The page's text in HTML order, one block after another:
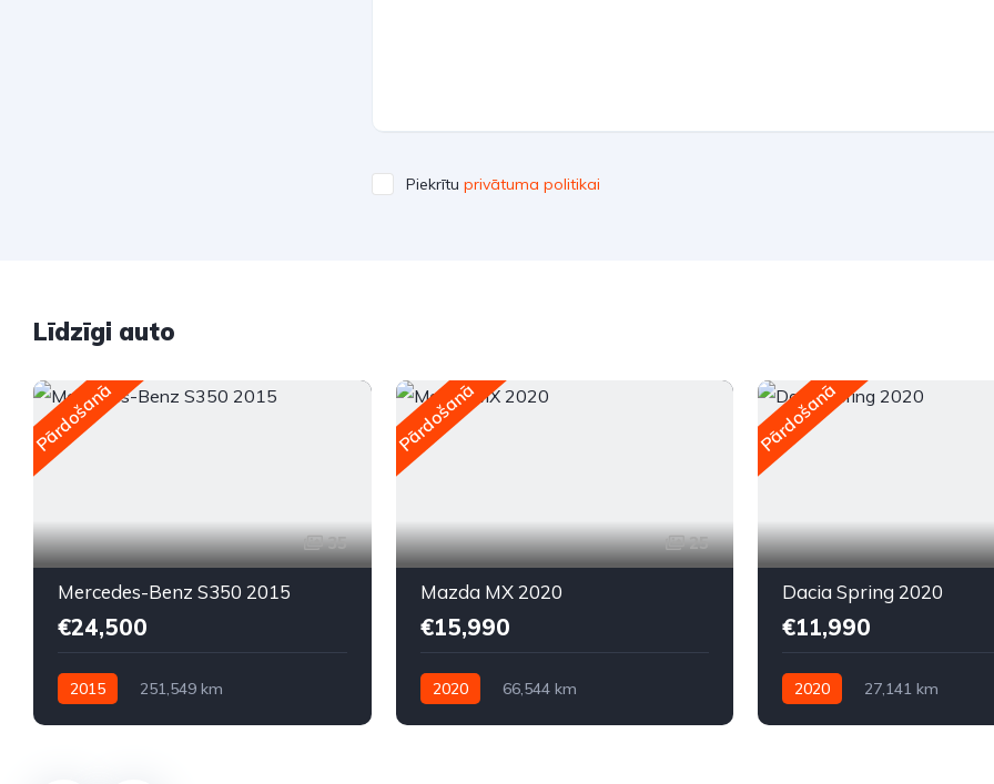
Piekrītu privātuma politikai
Līdzīgi auto
Pārdošanā
35
Mercedes-Benz S350 2015
€24,500
2015
251,549 km
Pārdošanā
25
Mazda MX 2020
€15,990
2020
66,544 km
Pārdošanā
Dacia Spring 2020
€11,990
2020
27,141 km